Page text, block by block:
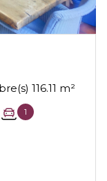
Appartement 4 pièce(s) 3 chambre(s) 116.11 m²
1